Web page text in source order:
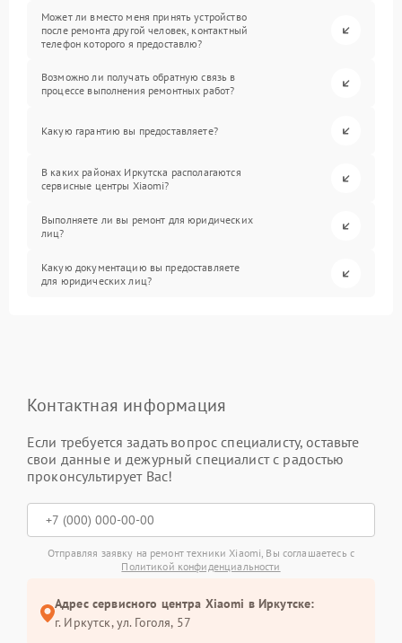
Может ли вместо меня принять устройство
после ремонта другой человек, контактный
телефон которого я предоставлю?
Возможно ли получать обратную связь в
процессе выполнения ремонтных работ?
Какую гарантию вы предоставляете?
В каких районах Иркутска располагаются
сервисные центры Xiaomi?
Выполняете ли вы ремонт для юридических
лиц?
Какую документацию вы предоставляете
для юридических лиц?
Контактная информация
Если требуется задать вопрос специалисту, оставьте
свои данные и дежурный специалист с радостью
проконсультирует Вас!
Отправляя заявку на ремонт техники Xiaomi, Вы соглашаетесь с
Политикой конфиденциальности
Адрес сервисного центра Xiaomi в Иркутске:
г. Иркутск, ул. ​Гоголя, 57